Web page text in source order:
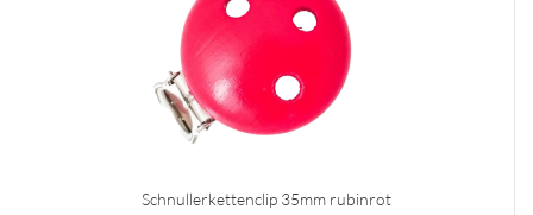
Schnullerkettenclip 35mm rubinrot